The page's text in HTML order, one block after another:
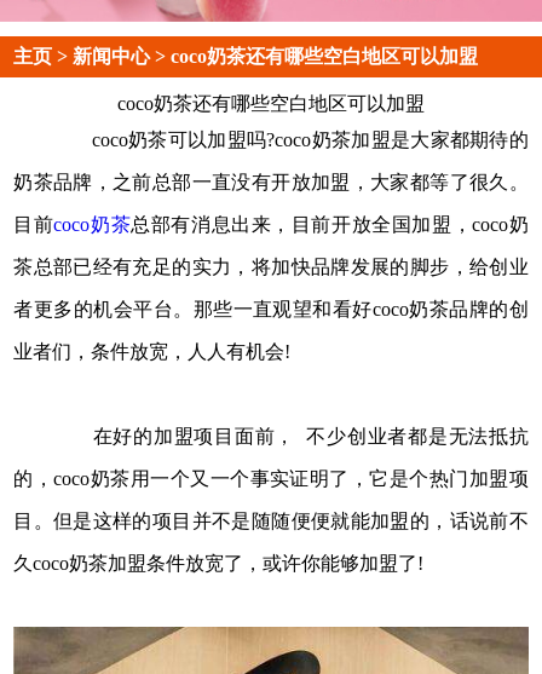
主页 > 新闻中心> coco奶茶还有哪些空白地区可以加盟
coco奶茶还有哪些空白地区可以加盟
coco奶茶可以加盟吗?coco奶茶加盟是大家都期待的
奶茶品牌，之前总部一直没有开放加盟，大家都等了很久。
目前coco奶茶总部有消息出来，目前开放全国加盟，coco奶
茶总部已经有充足的实力，将加快品牌发展的脚步，给创业
者更多的机会平台。那些一直观望和看好coco奶茶品牌的创
业者们，条件放宽，人人有机会!
在好的加盟项目面前， 不少创业者都是无法抵抗
的，coco奶茶用一个又一个事实证明了，它是个热门加盟项
目。但是这样的项目并不是随随便便就能加盟的，话说前不
久coco奶茶加盟条件放宽了，或许你能够加盟了!